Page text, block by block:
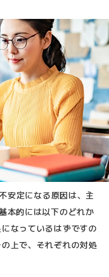
安定になる原因は、主
本的には以下のどれか
なっているはずですの
上で、それぞれの対処